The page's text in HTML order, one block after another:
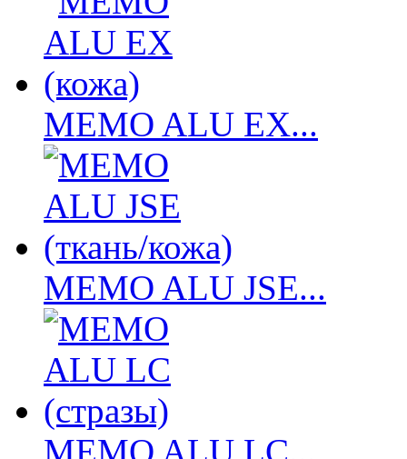
MEMO ALU EX...
MEMO ALU JSE...
MEMO ALU LC...